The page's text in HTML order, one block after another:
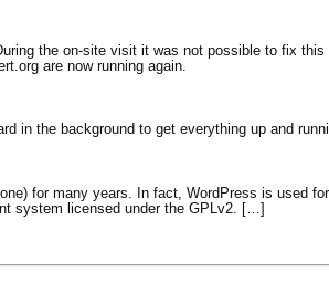
the on-site visit it was not possible to fix
are now running again.
in the background to get everything up and
for many years. In fact, WordPress is used
system licensed under the GPLv2. […]